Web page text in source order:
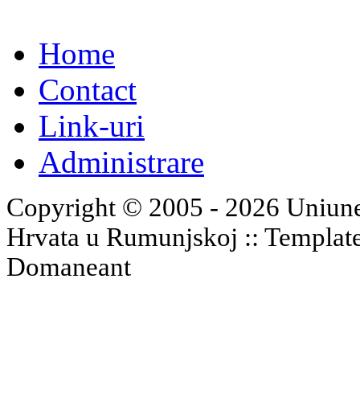
Home
Contact
Link-uri
Administrare
Copyright © 2005 - 2026
Hrvata u Rumunjskoj ::
Domaneant